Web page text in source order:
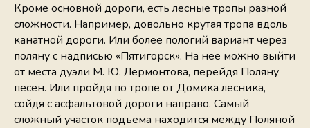
Кроме основной дороги, есть лесные тропы разной
сложности. Например, довольно крутая тропа вдоль
канатной дороги. Или более пологий вариант через
поляну с надписью «Пятигорск». На нее можно выйти
от места дуэли М. Ю. Лермонтова, перейдя Поляну
песен. Или пройдя по тропе от Домика лесника,
сойдя с асфальтовой дороги направо. Самый
сложный участок подъема находится между Поляной